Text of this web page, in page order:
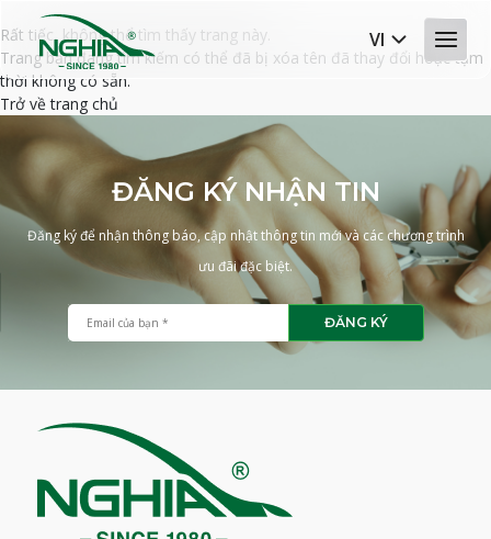
VI
Rất tiếc, không thể tìm thấy trang này.
Trang bạn đang tìm kiếm có thể đã bị xóa tên đã thay đổi hoặc tạm
thời không có sẵn.
Trở về trang chủ
ĐĂNG KÝ NHẬN TIN
Đăng ký để nhận thông báo, cập nhật thông tin mới và các chương trình
ưu đãi đặc biệt.
ĐĂNG KÝ